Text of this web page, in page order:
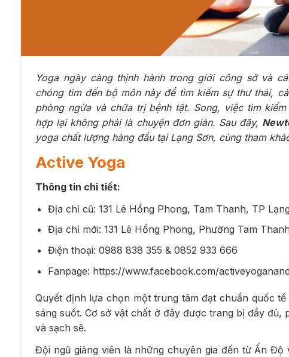
Yoga ngày càng thịnh hành trong giới công sở và
chóng tìm đến bộ môn này để tìm kiếm sự thư thái,
phòng ngừa và chữa trị bệnh tật. Song, việc tìm
hợp lại không phải là chuyện đơn giản. Sau đây,
yoga chất lượng hàng đầu tại Lạng Sơn, cùng tham
Active Yoga
Thông tin chi tiết:
Địa chỉ cũ: 131 Lê Hồng Phong, Tam Thanh, TP
Địa chỉ mới: 131 Lê Hồng Phong, Phường Tam
Điện thoại: 0988 838 355 & 0852 933 666
Fanpage: https://www.facebook.com/activeyoganand
Quyết định lựa chọn một trung tâm đạt chuẩn quốc
sáng suốt. Cơ sở vật chất ở đây được trang bị đầy đủ,
và sạch sẽ.
Đội ngũ giảng viên là những chuyên gia đến từ Ấn Độ